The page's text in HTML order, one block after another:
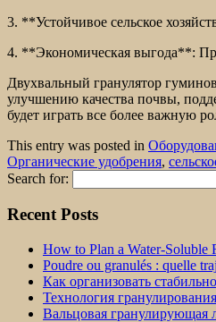
3. **Устойчивое сельское
4. **Экономическая выгода**:
Двухвальный гранулятор
улучшению качества почвы,
будет играть все более важную
This entry was posted in
Органические удобрения,
Search for:
Recent Posts
How to Plan a Water-Soluble
Poudre ou granulés : quelle
Как организовать
Технология
Вальцовая гранулирующая